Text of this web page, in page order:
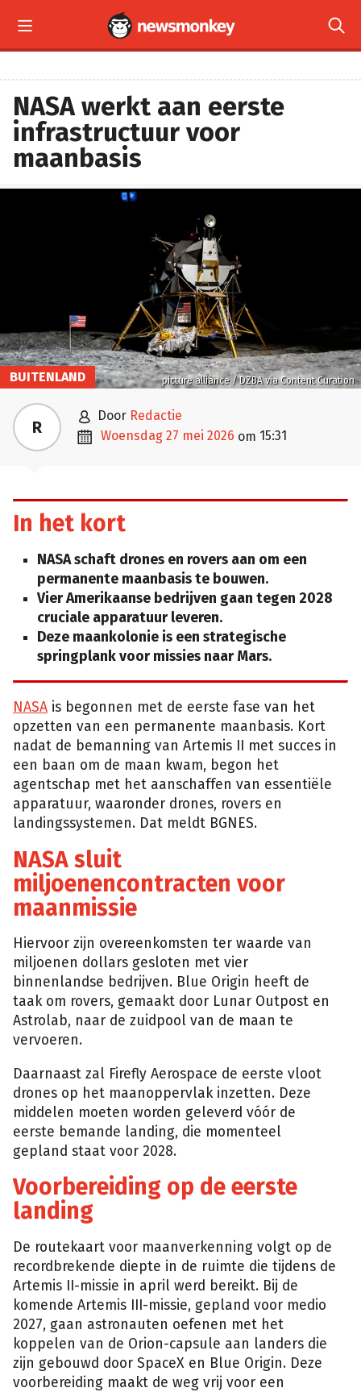
 
NASA werkt aan eerste
infrastructuur voor
maanbasis
picture alliance / DZBA via Content Curation
BUITENLAND
R  door Redactie
 woensdag 27 mei 2026 om 15:31
In het kort
NASA schaft drones en rovers aan om een
permanente maanbasis te bouwen.
Vier Amerikaanse bedrijven gaan tegen 2028
cruciale apparatuur leveren.
Deze maankolonie is een strategische
springplank voor missies naar Mars.
NASA is begonnen met de eerste fase van het
opzetten van een permanente maanbasis. Kort
nadat de bemanning van Artemis II met succes in
een baan om de maan kwam, begon het
agentschap met het aanschaffen van essentiële
apparatuur, waaronder drones, rovers en
landingssystemen. Dat meldt BGNES.
NASA sluit
miljoenencontracten voor
maanmissie
Hiervoor zijn overeenkomsten ter waarde van
miljoenen dollars gesloten met vier
binnenlandse bedrijven. Blue Origin heeft de
taak om rovers, gemaakt door Lunar Outpost en
Astrolab, naar de zuidpool van de maan te
vervoeren.
Daarnaast zal Firefly Aerospace de eerste vloot
drones op het maanoppervlak inzetten. Deze
middelen moeten worden geleverd vóór de
eerste bemande landing, die momenteel
gepland staat voor 2028.
Voorbereiding op de eerste
landing
De routekaart voor maanverkenning volgt op de
recordbrekende diepte in de ruimte die tijdens de
Artemis II-missie in april werd bereikt. Bij de
komende Artemis III-missie, gepland voor medio
2027, gaan astronauten oefenen met het
koppelen van de Orion-capsule aan landers die
zijn gebouwd door SpaceX en Blue Origin. Deze
voorbereiding maakt de weg vrij voor een